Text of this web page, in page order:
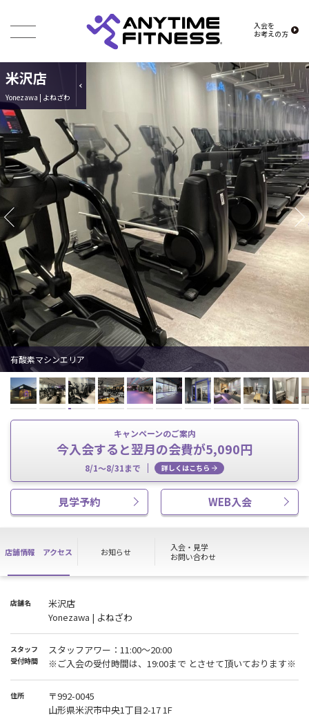
入会を
お考えの方
米沢店
Yonezawa | よねざわ
有酸素マシンエリア
キャンペーンのご案内
今入会すると翌月の会費が5,090円
8/1～8/31まで 詳しくはこちら
見学予約 WEB入会
店舗情報 アクセス お知らせ
入会・見学
お問い合わせ
店舗名
米沢店
Yonezawa | よねざわ
スタッフ
受付時間
スタッフアワー：11:00～20:00
※ご入会の受付時間は、19:00まで とさせて頂いております※
住所
〒992-0045
山形県米沢市中央1丁目2-17 1F